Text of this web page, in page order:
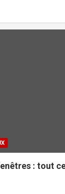
: tout